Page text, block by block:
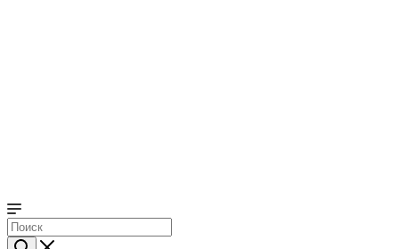
+7 495 135-39-43